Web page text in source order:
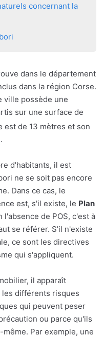
concernant la
dans le département
dans la région Corse.
ville possède une
sur une surface de
est de 13 mètres et son
d'habitants, il est
ne se soit pas encore
Dans ce cas, le
est, s'il existe, le Plan
l'absence de POS, c'est à
se référer. S'il n'existe
ce sont les directives
qui s'appliquent.
il apparaît
différents risques
qui peuvent peser
ou parce qu'ils
Par exemple, une